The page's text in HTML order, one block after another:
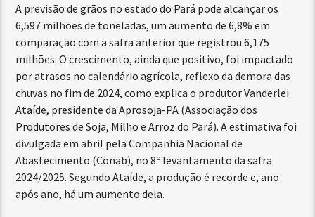
A previsão de grãos no estado do Pará pode alcançar os
6,597 milhões de toneladas, um aumento de 6,8% em
comparação com a safra anterior que registrou 6,175
milhões. O crescimento, ainda que positivo, foi impactado
por atrasos no calendário agrícola, reflexo da demora das
chuvas no fim de 2024, como explica o produtor Vanderlei
Ataíde, presidente da Aprosoja-PA (Associação dos
Produtores de Soja, Milho e Arroz do Pará). A estimativa foi
divulgada em abril pela Companhia Nacional de
Abastecimento (Conab), no 8º levantamento da safra
2024/2025. Segundo Ataíde, a produção é recorde e, ano
após ano, há um aumento dela.